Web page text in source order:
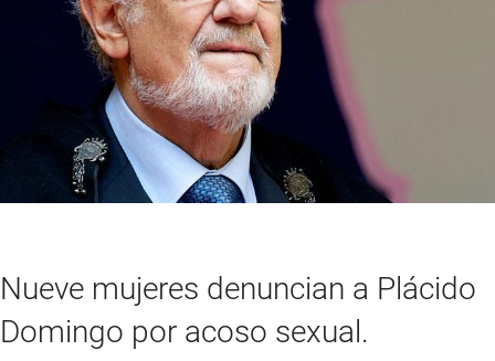
Nueve mujeres denuncian a Plácido
Domingo por acoso sexual.